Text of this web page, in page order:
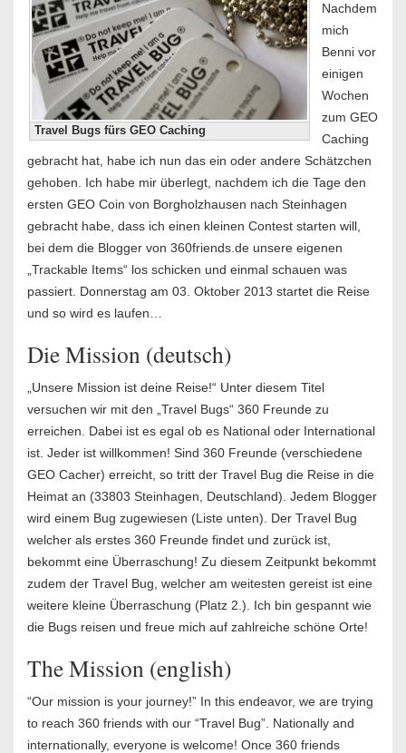
Travel Bugs fürs GEO Caching
Nachdem
mich
Benni vor
einigen
Wochen
zum GEO
Caching
gebracht hat, habe ich nun das ein oder andere Schätzchen
gehoben. Ich habe mir überlegt, nachdem ich die Tage den
ersten GEO Coin von Borgholzhausen nach Steinhagen
gebracht habe, dass ich einen kleinen Contest starten will,
bei dem die Blogger von 360friends.de unsere eigenen
„Trackable Items“ los schicken und einmal schauen was
passiert. Donnerstag am 03. Oktober 2013 startet die Reise
und so wird es laufen…
Die Mission (deutsch)
„Unsere Mission ist deine Reise!“ Unter diesem Titel
versuchen wir mit den „Travel Bugs“ 360 Freunde zu
erreichen. Dabei ist es egal ob es National oder International
ist. Jeder ist willkommen! Sind 360 Freunde (verschiedene
GEO Cacher) erreicht, so tritt der Travel Bug die Reise in die
Heimat an (33803 Steinhagen, Deutschland). Jedem Blogger
wird einem Bug zugewiesen (Liste unten). Der Travel Bug
welcher als erstes 360 Freunde findet und zurück ist,
bekommt eine Überraschung! Zu diesem Zeitpunkt bekommt
zudem der Travel Bug, welcher am weitesten gereist ist eine
weitere kleine Überraschung (Platz 2.). Ich bin gespannt wie
die Bugs reisen und freue mich auf zahlreiche schöne Orte!
The Mission (english)
“Our mission is your journey!” In this endeavor, we are trying
to reach 360 friends with our “Travel Bug”. Nationally and
internationally, everyone is welcome! Once 360 friends